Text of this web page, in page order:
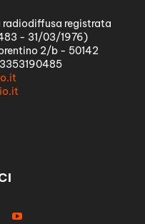
registrata
- 31/03/1976)
2/b - 50142